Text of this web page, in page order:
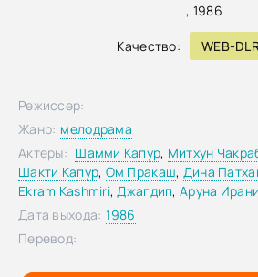
, 1986
Качество: WEB-
Режиссер:
Жанр: мелодрама
Актеры: Шамми Капур, Митхун
Шакти Капур, Ом Пракаш, Дина
Ekram Kashmiri,Джагдип,Аруна Ирани
Дата выхода: 1986
Перевод: